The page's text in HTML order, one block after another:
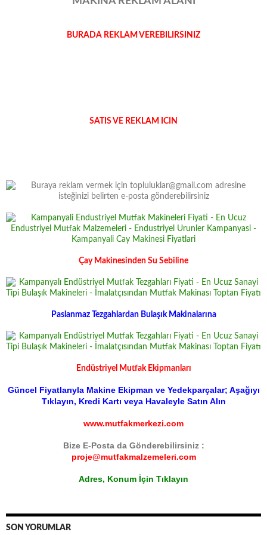
BURADA REKLAM VEREBILIRSINIZ
SATIS VE REKLAM ICIN
Çay Makinesinden Su Sebiline
Paslanmaz Tezgahlardan Bulaşık Makinalarına
Endüstriyel Mutfak Ekipmanları
Güncel Fiyatlarıyla Makine Ekipman ve Yedekparçalar; Aşağıyı
Tıklayın, Kredi Kartı veya Havaleyle Satın Alın
www.mutfakmerkezi.com
Bize E-Posta da Gönderebilirsiniz :
proje@mutfakmalzemeleri.com
Adres, Konum İçin Tıklayın
SON YORUMLAR